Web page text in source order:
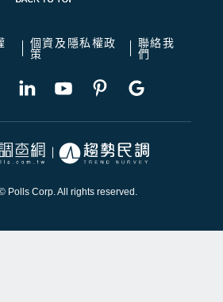
個資及隱私權政
策
聯絡我
們
Polls Corp. All rights reserved.